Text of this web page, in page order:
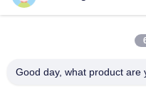
Good day, what product are